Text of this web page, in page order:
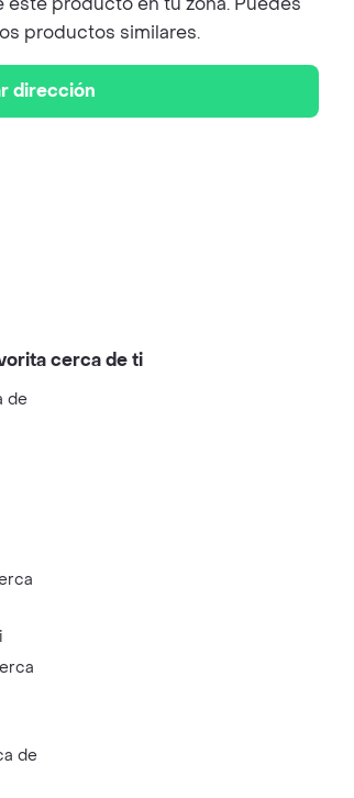
productos similares.
dirección
cerca de ti
de
de